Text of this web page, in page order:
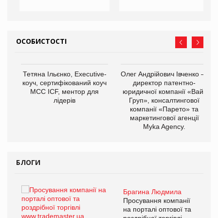
ОСОБИСТОСТІ
Тетяна Ільєнко, Executive-
коуч, сертифікований коуч
МСС ICF, ментор для
лідерів
Олег Андрійович Івченко —
директор патентно-
юридичної компанії «Вайз
Груп», консалтингової
компанії «Парето» та
маркетингової агенції
Myka Agency.
БЛОГИ
Брагина Людмила
Просування компанії
на порталі оптової та